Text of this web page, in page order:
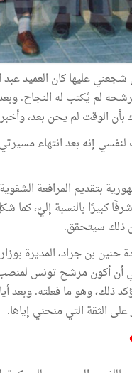
عليها كان العميد
لم يُكتب له النجاح.
الوقت لم يحن بعد،
إنه بعد انتهاء
بتقديم المرافعة
كبيرًا بالنسبة إليّ،
ذلك سيتحقق.
حنين بن جراد، المديرة
أكون مرشح تونس لمنصب
ذلك، وهو ما فعلته. وبعد
الثقة التي منحني إياها.